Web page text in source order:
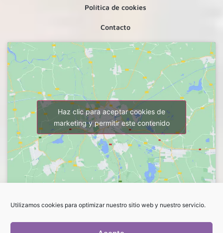
Utilizamos cookies para optimizar nuestro sitio web y nuestro servicio.
Política de cookies
Contacto
Haz clic para aceptar cookies de
marketing y permitir este contenido
C/Vargas, 57.